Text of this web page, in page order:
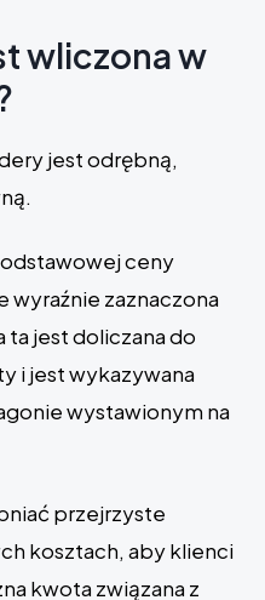
wliczona w
jest odrębną,
ceny
wyraźnie zaznaczona
ta jest doliczana do
i jest wykazywana
wystawionym na
przejrzyste
kosztach, aby klienci
kwota związana z